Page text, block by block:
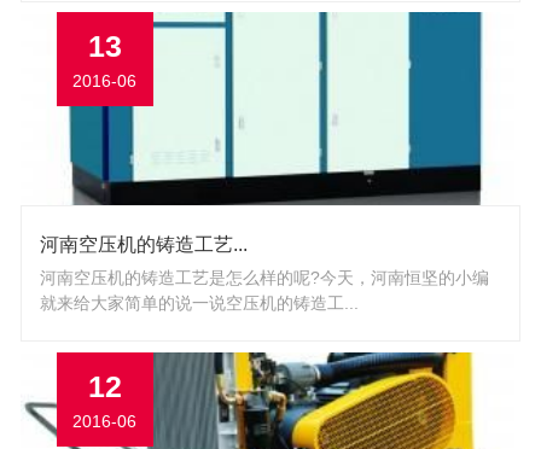
13
2016-06
河南空压机的铸造工艺...
河南空压机的铸造工艺是怎么样的呢?今天，河南恒坚的小编
就来给大家简单的说一说空压机的铸造工...
12
2016-06